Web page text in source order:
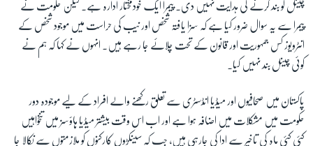
چینل کو بند کرنے کی ہدایت نہیں دی۔ پیمرا ایک خودمختار ادارہ ہے۔ لیکن حکومت نے
پیمرا سے یہ سوال ضرور کیا ہے کہ سزا یافتہ شخص اور نیب کی حراست میں موجود شخص کے
انٹرویوز کس جمہوریت اور قانون کے تحت چلائے جا رہے ہیں۔ انہوں نے کہا کہ ہم نے
کوئی چینل بند نہیں کیا۔
پاکستان میں صحافیوں اور میڈیا انڈسٹری سے تعلق رکھنے والے افراد کے لیے موجودہ دور
حکومت میں مشکلات میں اضافہ ہوا ہے اور اب اس وقت بیشتر میڈیا ہاؤسز میں تنخواہیں
کئی کئی ماہ کی تاخیر سے ادا کی جارہی ہیں، جب کہ سینکڑوں کارکنوں کو ملازمتوں سے نکالا جا